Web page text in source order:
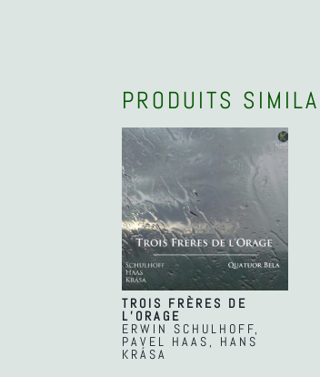
PRODUITS
TROIS FRÈRES DE
L’ORAGE
ERWIN SCHULHOFF,
PAVEL HAAS, HANS
KRÁSA